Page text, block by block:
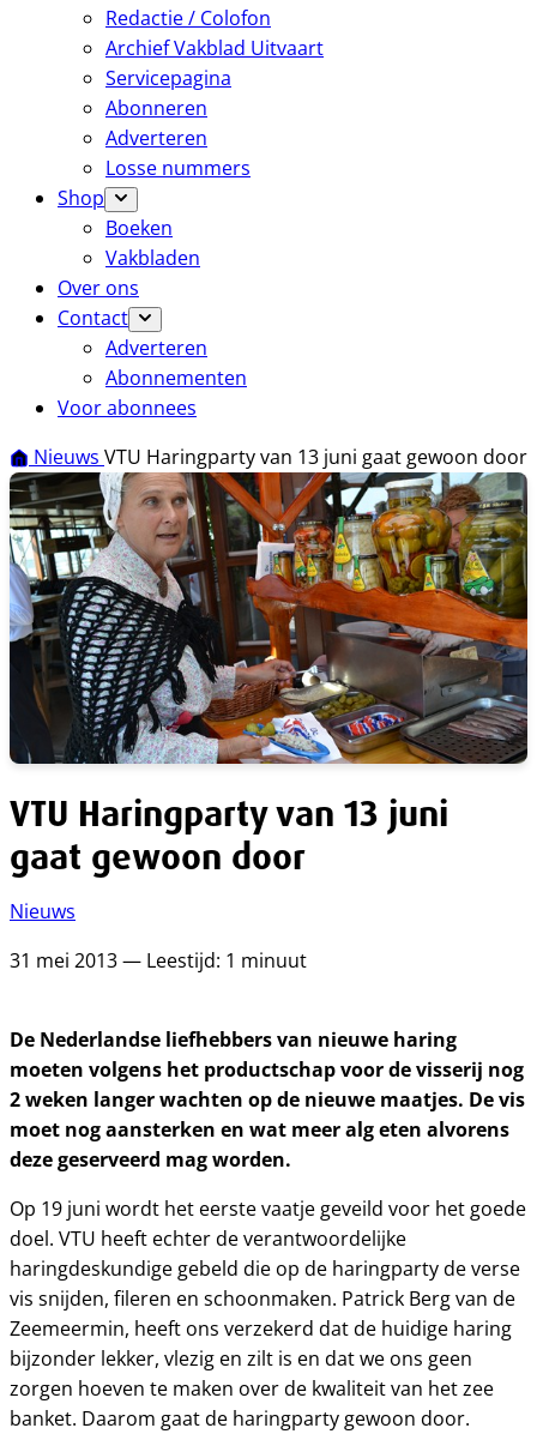
Redactie / Colofon
Archief Vakblad Uitvaart
Servicepagina
Abonneren
Adverteren
Losse nummers
Shop
Boeken
Vakbladen
Over ons
Contact
Adverteren
Abonnementen
Voor abonnees
Nieuws VTU Haringparty van 13 juni gaat gewoon door
VTU Haringparty van 13 juni
gaat gewoon door
Nieuws
31 mei 2013 — Leestijd: 1 minuut
De Nederlandse liefhebbers van nieuwe haring
moeten volgens het productschap voor de visserij nog
2 weken langer wachten op de nieuwe maatjes. De vis
moet nog aansterken en wat meer alg eten alvorens
deze geserveerd mag worden.
Op 19 juni wordt het eerste vaatje geveild voor het goede
doel. VTU heeft echter de verantwoordelijke
haringdeskundige gebeld die op de haringparty de verse
vis snijden, fileren en schoonmaken. Patrick Berg van de
Zeemeermin, heeft ons verzekerd dat de huidige haring
bijzonder lekker, vlezig en zilt is en dat we ons geen
zorgen hoeven te maken over de kwaliteit van het zee
banket. Daarom gaat de haringparty gewoon door.